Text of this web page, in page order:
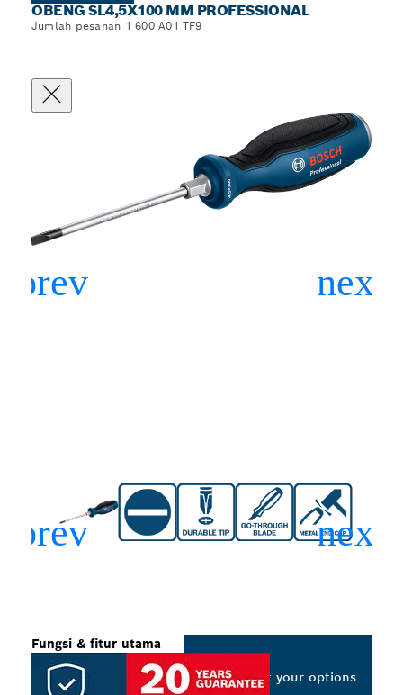
OBENG SL4,5X100 MM PROFESSIONAL
Jumlah pesanan 1 600 A01 TF9
Fungsi & fitur utama
Select your options